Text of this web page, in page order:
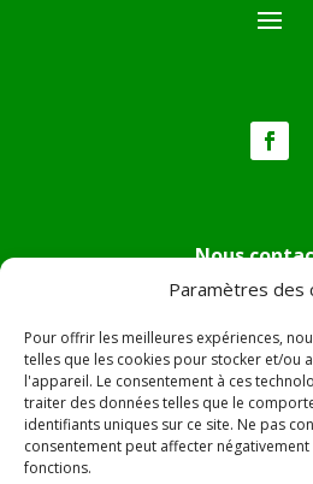
Paramètres des
Pour offrir les meilleures expériences,
telles que les cookies pour stocker et/ou
l'appareil. Le consentement à ces
traiter des données telles que le
identifiants uniques sur ce site. Ne pas
consentement peut affecter
fonctions.
Nous
Tél :
Mail:
Adresse :Hôtel de ville
Le village
20230 Pietra di